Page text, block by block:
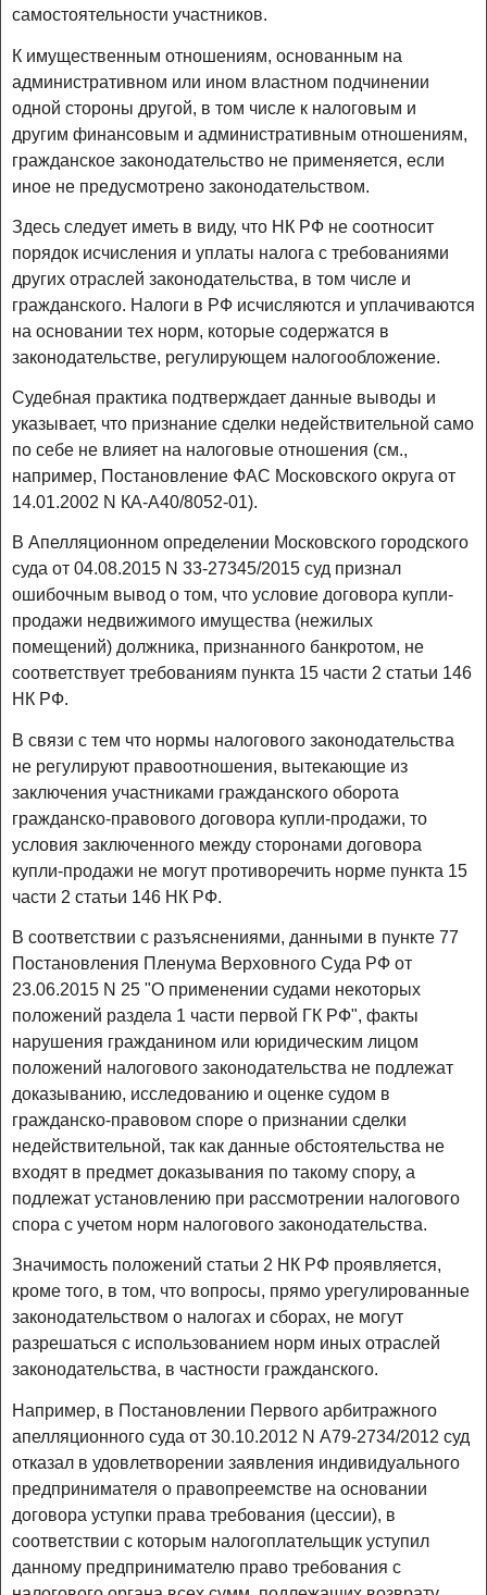
самостоятельности участников.
К имущественным отношениям, основанным на
административном или ином властном подчинении
одной стороны другой, в том числе к налоговым и
другим финансовым и административным отношениям,
гражданское законодательство не применяется, если
иное не предусмотрено законодательством.
Здесь следует иметь в виду, что НК РФ не соотносит
порядок исчисления и уплаты налога с требованиями
других отраслей законодательства, в том числе и
гражданского. Налоги в РФ исчисляются и уплачиваются
на основании тех норм, которые содержатся в
законодательстве, регулирующем налогообложение.
Судебная практика подтверждает данные выводы и
указывает, что признание сделки недействительной само
по себе не влияет на налоговые отношения (см.,
например, Постановление ФАС Московского округа от
14.01.2002 N КА-А40/8052-01).
В Апелляционном определении Московского городского
суда от 04.08.2015 N 33-27345/2015 суд признал
ошибочным вывод о том, что условие договора купли-
продажи недвижимого имущества (нежилых
помещений) должника, признанного банкротом, не
соответствует требованиям пункта 15 части 2 статьи 146
НК РФ.
В связи с тем что нормы налогового законодательства
не регулируют правоотношения, вытекающие из
заключения участниками гражданского оборота
гражданско-правового договора купли-продажи, то
условия заключенного между сторонами договора
купли-продажи не могут противоречить норме пункта 15
части 2 статьи 146 НК РФ.
В соответствии с разъяснениями, данными в пункте 77
Постановления Пленума Верховного Суда РФ от
23.06.2015 N 25 "О применении судами некоторых
положений раздела 1 части первой ГК РФ", факты
нарушения гражданином или юридическим лицом
положений налогового законодательства не подлежат
доказыванию, исследованию и оценке судом в
гражданско-правовом споре о признании сделки
недействительной, так как данные обстоятельства не
входят в предмет доказывания по такому спору, а
подлежат установлению при рассмотрении налогового
спора с учетом норм налогового законодательства.
Значимость положений статьи 2 НК РФ проявляется,
кроме того, в том, что вопросы, прямо урегулированные
законодательством о налогах и сборах, не могут
разрешаться с использованием норм иных отраслей
законодательства, в частности гражданского.
Например, в Постановлении Первого арбитражного
апелляционного суда от 30.10.2012 N А79-2734/2012 суд
отказал в удовлетворении заявления индивидуального
предпринимателя о правопреемстве на основании
договора уступки права требования (цессии), в
соответствии с которым налогоплательщик уступил
данному предпринимателю право требования с